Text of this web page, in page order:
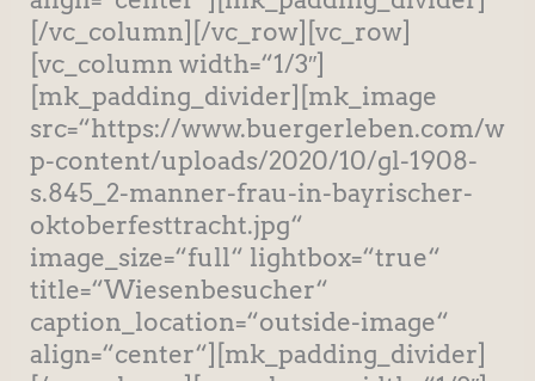
[/vc_column][/vc_row][vc_row]
[vc_column width=“1/3″]
[mk_padding_divider][mk_image
src=“https://www.buergerleben.com/w
p-content/uploads/2020/10/gl-1908-
s.845_2-manner-frau-in-bayrischer-
oktoberfesttracht.jpg“
image_size=“full“ lightbox=“true“
title=“Wiesenbesucher“
caption_location=“outside-image“
align=“center“][mk_padding_divider]